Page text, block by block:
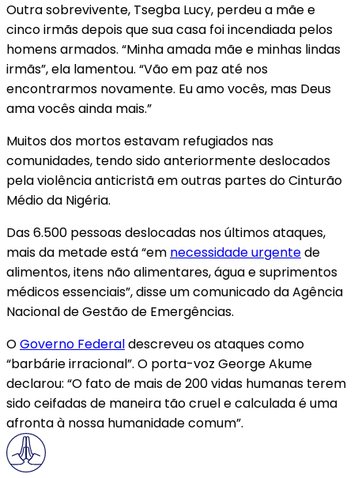
Outra sobrevivente, Tsegba Lucy, perdeu a mãe e
cinco irmãs depois que sua casa foi incendiada pelos
homens armados. “Minha amada mãe e minhas lindas
irmãs”, ela lamentou. “Vão em paz até nos
encontrarmos novamente. Eu amo vocês, mas Deus
ama vocês ainda mais.”
Muitos dos mortos estavam refugiados nas
comunidades, tendo sido anteriormente deslocados
pela violência anticristã em outras partes do Cinturão
Médio da Nigéria.
Das 6.500 pessoas deslocadas nos últimos ataques,
mais da metade está “em necessidade urgentede
alimentos, itens não alimentares, água e suprimentos
médicos essenciais”, disse um comunicado da Agência
Nacional de Gestão de Emergências.
OGoverno Federaldescreveu os ataques como
“barbárie irracional”. O porta-voz George Akume
declarou: “O fato de mais de 200 vidas humanas terem
sido ceifadas de maneira tão cruel e calculada é uma
afronta à nossa humanidade comum”.